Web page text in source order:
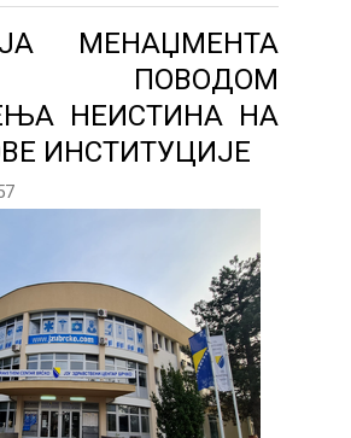
МЕНАЏМЕНТА
ПОВОДОМ
НЕИСТИНА НА
ИНСТИТУЦИЈЕ